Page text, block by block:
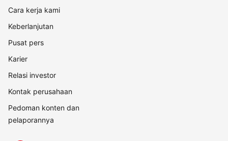
Cara kerja kami
Keberlanjutan
Pusat pers
Karier
Relasi investor
Kontak perusahaan
Pedoman konten dan
pelaporannya